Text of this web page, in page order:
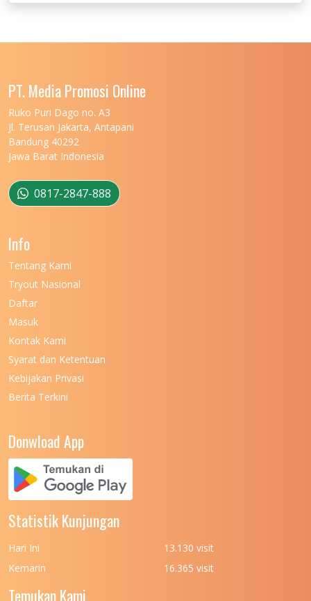
PT. Media Promosi Online
Ruko Puri Dago no. A3
Jl. Terusan Jakarta, Antapani
Bandung 40292
Jawa Barat Indonesia
0817-2847-888
Info
Tentang Kami
Tryout Nasional
Daftar
Masuk
Kontak Kami
Syarat dan Ketentuan
Kebijakan Privasi
Berita Terkini
Donwload App
Statistik Kunjungan
Hari Ini
13.130 visit
Kemarin
16.365 visit
Temukan Kami